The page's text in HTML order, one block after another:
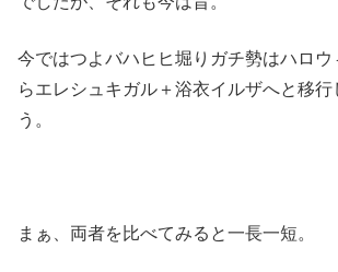
今ではつよバハヒヒ堀りガチ勢はハロ
らエレシュキガル＋浴衣イルザへと移行
う。
まぁ、両者を比べてみると一長一短。